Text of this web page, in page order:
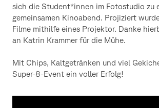
sich die Student*innen im Fotostudio zu
gemeinsamen Kinoabend. Projiziert
Filme mithilfe eines Projektor. Danke
an Katrin Krammer für die Mühe.
Mit Chips, Kaltgetränken und viel
Super-8-Event ein voller Erfolg!